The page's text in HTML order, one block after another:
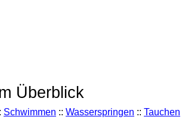
Überblick
Schwimmen :: Wasserspringen :: Tauchen